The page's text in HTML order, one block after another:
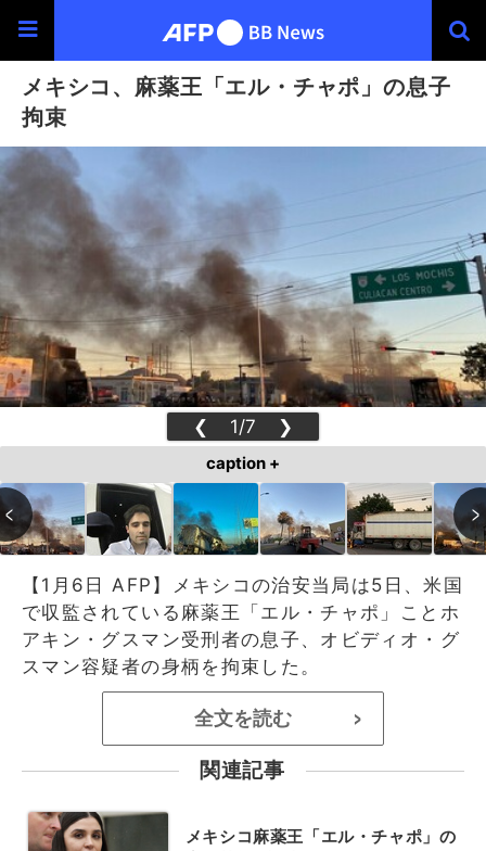
メキシコ、麻薬王「エル・チャポ」の息子
拘束
❮ 1/7 ❯
caption +
【1月6日 AFP】メキシコの治安当局は5日、米国
で収監されている麻薬王「エル・チャポ」ことホ
アキン・グスマン受刑者の息子、オビディオ・グ
スマン容疑者の身柄を拘束した。
全文を読む >
関連記事
メキシコ麻薬王「エル・チャポ」の